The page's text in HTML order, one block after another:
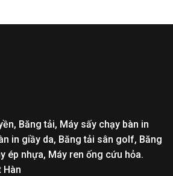
Băng tải, Máy sấy chạy bàn in
in giầy da, Băng tải sân golf, Băng
ép nhựa, Máy ren ống cứu hỏa.
Hàn